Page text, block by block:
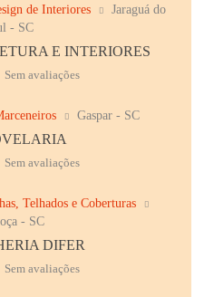
de Interiores
Jaraguá do
- SC
E INTERIORES
Sem avaliações
Gaspar - SC
Sem avaliações
Telhados e Coberturas
- SC
DIFER
Sem avaliações